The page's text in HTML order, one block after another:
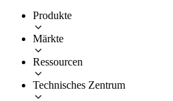
Produkte
Märkte
Ressourcen
Technisches Zentrum